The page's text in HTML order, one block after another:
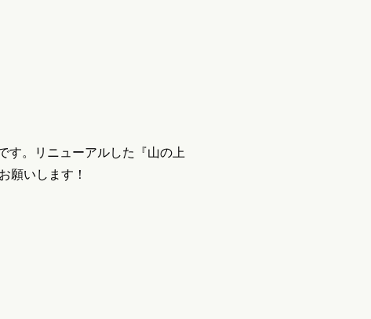
す。リニューアルした『山の上
願いします！